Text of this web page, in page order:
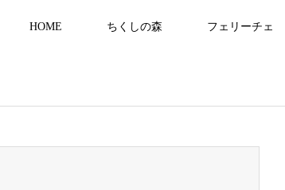
HOME ちくしの森 フェリーチェ